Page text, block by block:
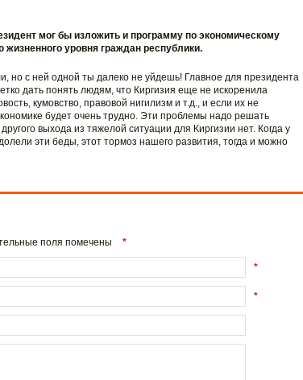
мог бы изложить и программу по экономическому
уровня граждан республики.
но с ней одной ты далеко не уйдешь! Главное для президента
дать понять людям, что Киргизия еще не искоренила
кумовство, правовой нигилизм и т.д., и если их не
будет очень трудно. Эти проблемы надо решать
выхода из тяжелой ситуации для Киргизии нет. Когда у
эти беды, этот тормоз нашего развития, тогда и можно
поля помечены
*
*
*